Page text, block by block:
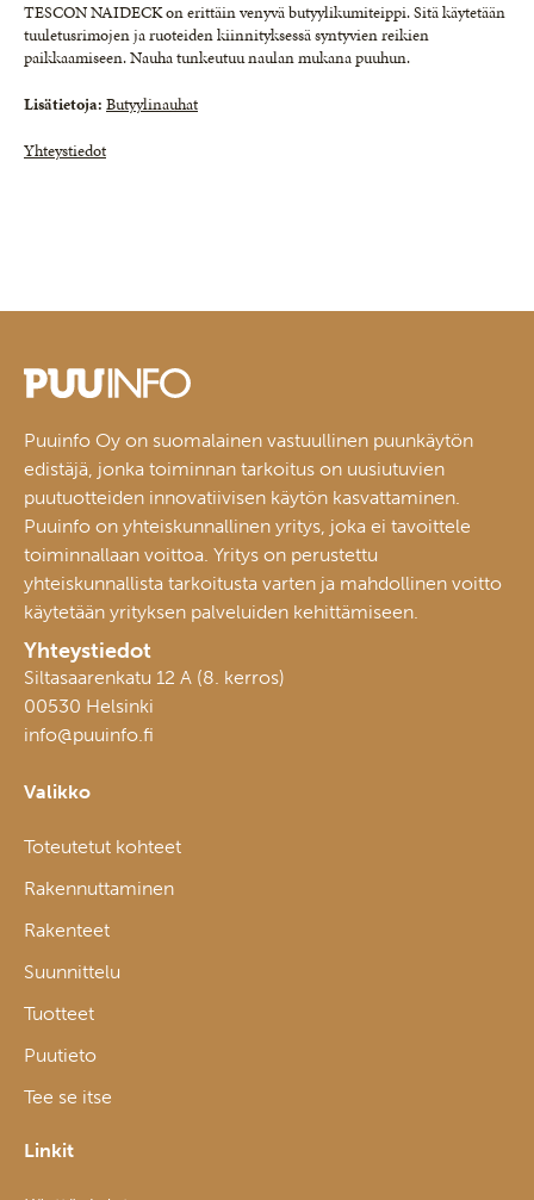
TESCON NAIDECK on erittäin venyvä butyylikumiteippi. Sitä käytetään
tuuletusrimojen ja ruoteiden kiinnityksessä syntyvien reikien
paikkaamiseen. Nauha tunkeutuu naulan mukana puuhun.
Lisätietoja: Butyylinauhat
Yhteystiedot
Puuinfo Oy on suomalainen vastuullinen puunkäytön
edistäjä, jonka toiminnan tarkoitus on uusiutuvien
puutuotteiden innovatiivisen käytön kasvattaminen.
Puuinfo on yhteiskunnallinen yritys, joka ei tavoittele
toiminnallaan voittoa. Yritys on perustettu
yhteiskunnallista tarkoitusta varten ja mahdollinen voitto
käytetään yrityksen palveluiden kehittämiseen.
Yhteystiedot
Siltasaarenkatu 12 A (8. kerros)
00530 Helsinki
info@puuinfo.fi
Valikko
Toteutetut kohteet
Rakennuttaminen
Rakenteet
Suunnittelu
Tuotteet
Puutieto
Tee se itse
Linkit